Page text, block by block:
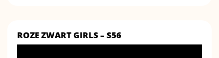
ROZE ZWART GIRLS – S56